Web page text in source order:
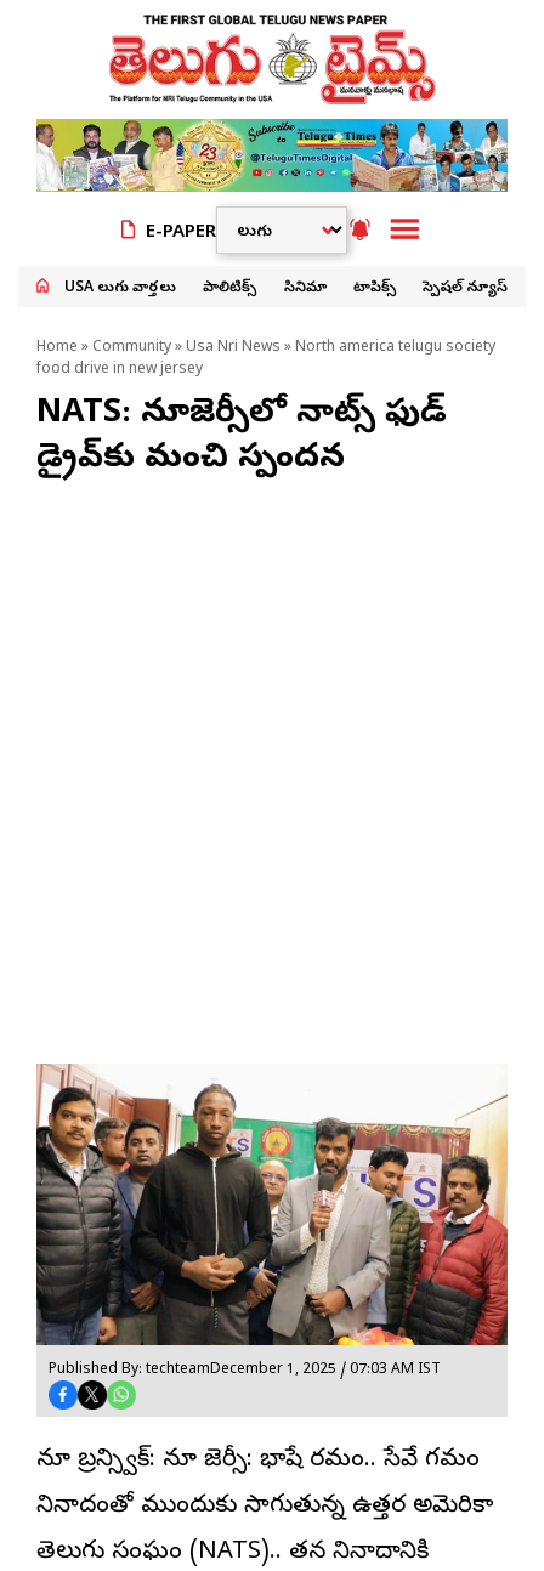
E-PAPER
USA తెలుగు వార్తలు పాలిటిక్స్ సినిమా టాపిక్స్ స్పెషల్ న్యూస్
Home » Community» Usa Nri News » North america telugu society
food drive in new jersey
NATS: న్యూజెర్సీలో నాట్స్ ఫుడ్
డ్రైవ్‌కు మంచి స్పందన
Published By: techteamDecember 1, 2025 / 07:03 AM IST
న్యూ బ్రన్స్విక్: న్యూ జెర్సీ: భాషే రమ్యం.. సేవే గమ్యం
నినాదంతో ముందుకు సాగుతున్న ఉత్తర అమెరికా
తెలుగు సంఘం (NATS).. తన నినాదానికి